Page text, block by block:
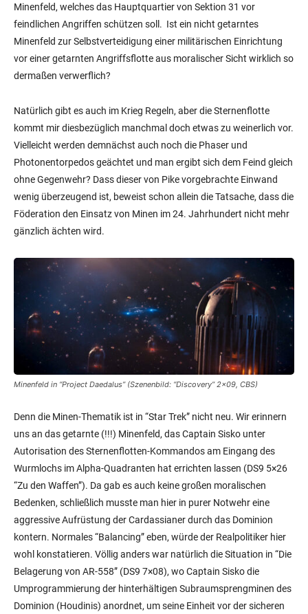
Minenfeld, welches das Hauptquartier von Sektion 31 vor
feindlichen Angriffen schützen soll. Ist ein nicht getarntes
Minenfeld zur Selbstverteidigung einer militärischen Einrichtung
vor einer getarnten Angriffsflotte aus moralischer Sicht wirklich so
dermaßen verwerflich?
Natürlich gibt es auch im Krieg Regeln, aber die Sternenflotte
kommt mir diesbezüglich manchmal doch etwas zu weinerlich vor.
Vielleicht werden demnächst auch noch die Phaser und
Photonentorpedos geächtet und man ergibt sich dem Feind gleich
ohne Gegenwehr? Dass dieser von Pike vorgebrachte Einwand
wenig überzeugend ist, beweist schon allein die Tatsache, dass die
Föderation den Einsatz von Minen im 24. Jahrhundert nicht mehr
gänzlich ächten wird.
Minenfeld in “Project Daedalus” (Szenenbild: “Discovery” 2×09, CBS)
Denn die Minen-Thematik ist in “Star Trek” nicht neu. Wir erinnern
uns an das getarnte (!!!) Minenfeld, das Captain Sisko unter
Autorisation des Sternenflotten-Kommandos am Eingang des
Wurmlochs im Alpha-Quadranten hat errichten lassen (DS9 5×26
“Zu den Waffen”). Da gab es auch keine großen moralischen
Bedenken, schließlich musste man hier in purer Notwehr eine
aggressive Aufrüstung der Cardassianer durch das Dominion
kontern. Normales “Balancing” eben, würde der Realpolitiker hier
wohl konstatieren. Völlig anders war natürlich die Situation in “Die
Belagerung von AR-558” (DS9 7×08), wo Captain Sisko die
Umprogrammierung der hinterhältigen Subraumsprengminen des
Dominion (Houdinis) anordnet, um seine Einheit vor der sicheren